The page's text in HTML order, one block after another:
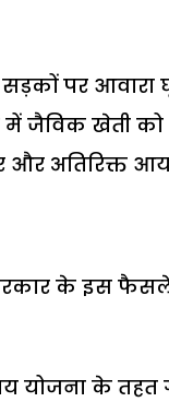
पर
जैविक खेती को
और अतिरिक्त
के इस फैसले
योजना के तहत